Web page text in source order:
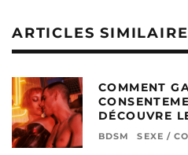
ARTICLES
COMMENT
DÉCOUVRE
BDSM SEXE /